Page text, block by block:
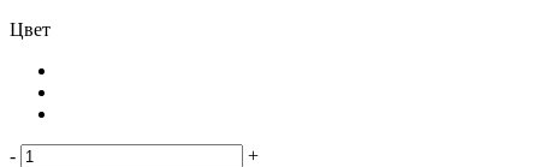
Цвет
-
+